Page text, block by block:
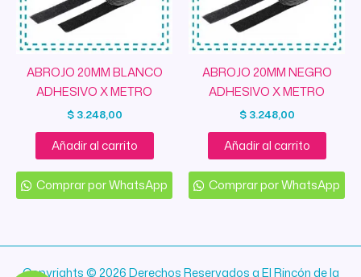
ABROJO 20MM BLANCO
ADHESIVO X METRO
$3.248,00
Añadir al carrito
Comprar por WhatsApp
ABROJO 20MM NEGRO
ADHESIVO X METRO
$3.248,00
Añadir al carrito
Comprar por WhatsApp
Copyrights © 2026 Derechos Reservados a El Rincón de la